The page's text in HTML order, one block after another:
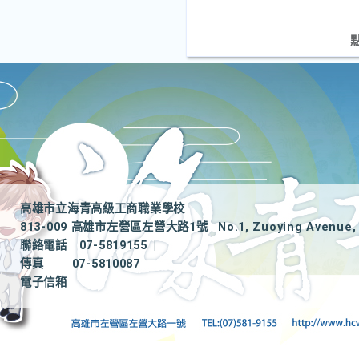
高雄市立海青高級工商職業學校
813-009 高雄市左營區左營大路1號
No.1, Zuoying
聯絡電話
07-5819155
|
傳真
07-5810087
電子信箱